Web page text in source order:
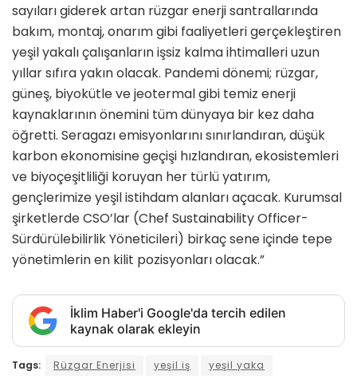
sayıları giderek artan rüzgar enerji santrallarında
bakım, montaj, onarım gibi faaliyetleri gerçekleştiren
yeşil yakalı çalışanların işsiz kalma ihtimalleri uzun
yıllar sıfıra yakın olacak. Pandemi dönemi; rüzgar,
güneş, biyokütle ve jeotermal gibi temiz enerji
kaynaklarının önemini tüm dünyaya bir kez daha
öğretti. Seragazı emisyonlarını sınırlandıran, düşük
karbon ekonomisine geçişi hızlandıran, ekosistemleri
ve biyoçeşitliliği koruyan her türlü yatırım,
gençlerimize yeşil istihdam alanları açacak. Kurumsal
şirketlerde CSO’lar (Chef Sustainability Officer-
Sürdürülebilirlik Yöneticileri) birkaç sene içinde tepe
yönetimlerin en kilit pozisyonları olacak.”
İklim Haber'i Google'da tercih edilen
kaynak olarak ekleyin
Tags: Rüzgar Enerjisi yeşil iş yeşil yaka